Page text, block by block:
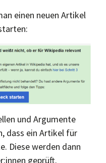
einen neuen Artikel
und Argumente
dass ein Artikel für
Diese werden dann
geprüft.